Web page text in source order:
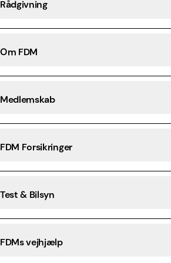
Rådgivning
Om FDM
Medlemskab
FDM Forsikringer
Test & Bilsyn
FDMs vejhjælp